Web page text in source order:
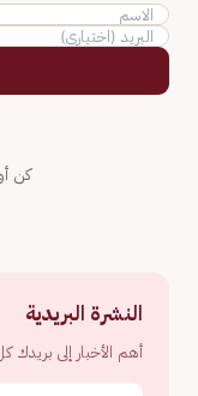
كن
النشرة البريدية
أهم الأخبار إلى بريدك